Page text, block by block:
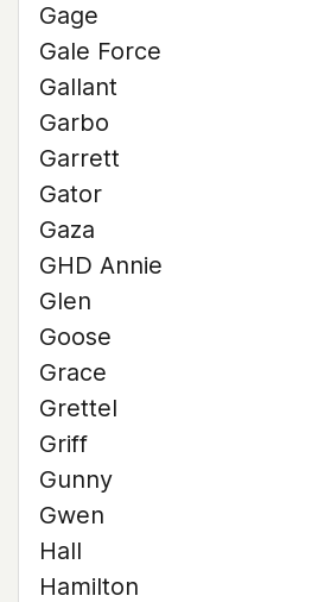
Gage
Gale Force
Gallant
Garbo
Garrett
Gator
Gaza
GHD Annie
Glen
Goose
Grace
Grettel
Griff
Gunny
Gwen
Hall
Hamilton